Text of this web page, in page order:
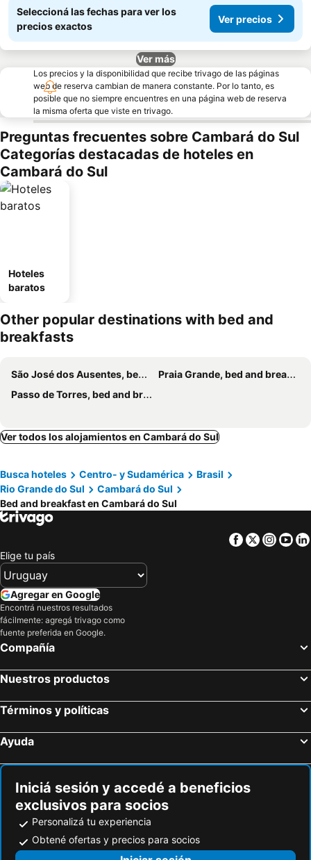
Seleccioná las fechas para ver los
precios exactos
Ver precios
Ver más
Los precios y la disponibilidad que recibe trivago de las páginas
web de reserva cambian de manera constante. Por lo tanto, es
posible que no siempre encuentres en una página web de reserva
la misma oferta que viste en trivago.
Preguntas frecuentes sobre Cambará do Sul
Categorías destacadas de hoteles en
Cambará do Sul
Hoteles
baratos
Other popular destinations with bed and
breakfasts
São José dos Ausentes, bed and breakfasts
Praia Grande, bed and breakfasts
Passo de Torres, bed and breakfasts
Ver todos los alojamientos en Cambará do Sul
Busca hoteles Centro- y Sudamérica
Brasil
Rio Grande do Sul
Cambará do Sul
Bed and breakfast en Cambará do Sul
Facebook
Twitter
Elige tu país
Agregar en Google
Encontrá nuestros resultados
fácilmente: agregá trivago como
fuente preferida en Google.
Compañía
Nuestros productos
Términos y políticas
Ayuda
Iniciá sesión y accedé a beneficios
exclusivos para socios
Personalizá tu experiencia
Obtené ofertas y precios para socios